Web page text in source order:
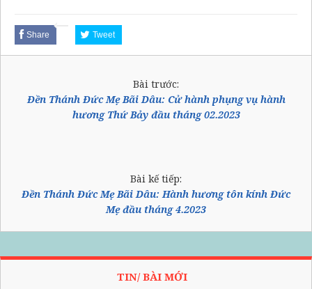
Share Tweet
Bài trước:
Đền Thánh Đức Mẹ Bãi Dâu: Cử hành phụng vụ hành
hương Thứ Bảy đầu tháng 02.2023
Bài kế tiếp:
Đền Thánh Đức Mẹ Bãi Dâu: Hành hương tôn kính Đức
Mẹ đầu tháng 4.2023
TIN/ BÀI MỚI